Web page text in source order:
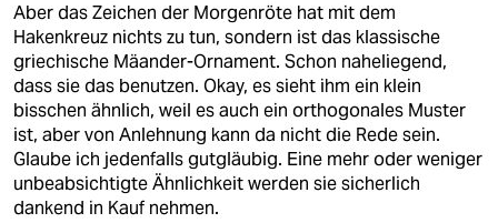
Aber das Zeichen der Morgenröte hat mit dem
Hakenkreuz nichts zu tun, sondern ist das klassische
griechische Mäander-Ornament. Schon naheliegend,
dass sie das benutzen. Okay, es sieht ihm ein klein
bisschen ähnlich, weil es auch ein orthogonales Muster
ist, aber von Anlehnung kann da nicht die Rede sein.
Glaube ich jedenfalls gutgläubig. Eine mehr oder weniger
unbeabsichtigte Ähnlichkeit werden sie sicherlich
dankend in Kauf nehmen.